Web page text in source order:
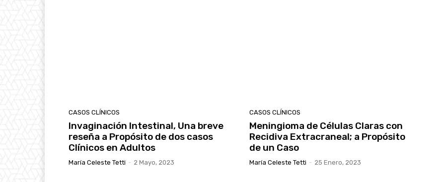
CASOS CLÍNICOS
Invaginación Intestinal, Una breve
reseña a Propósito de dos casos
Clínicos en Adultos
María Celeste Tetti - 2 Mayo, 2023
CASOS CLÍNICOS
Meningioma de Células Claras con
Recidiva Extracraneal; a Propósito
de un Caso
María Celeste Tetti - 25 Enero, 2023